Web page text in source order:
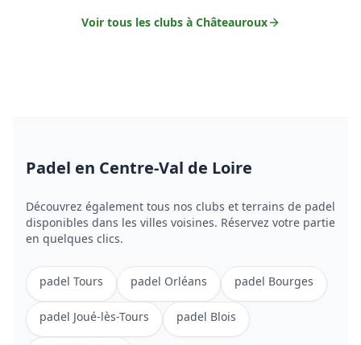
Voir tous les clubs à Châteauroux
Padel en Centre-Val de Loire
Découvrez également tous nos clubs et terrains de padel
disponibles dans les villes voisines. Réservez votre partie
en quelques clics.
padel Tours padel Orléans padel Bourges
padel Joué-lès-Tours padel Blois